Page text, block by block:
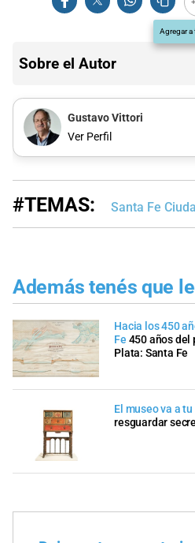
Agregar a
Sobre el Autor
Gustavo Vittori
Ver Perfil
#TEMAS: Santa Fe
Además tenés que
Hacia los 450
Fe 450 años del
Plata: Santa Fe
El museo va a tu
resguardar